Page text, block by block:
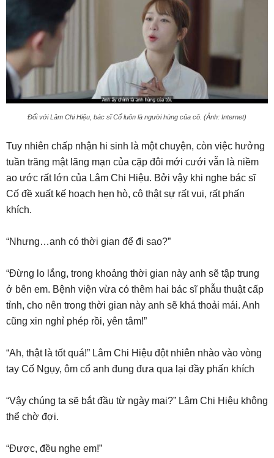
Đối với Lâm Chi Hiệu, bác sĩ Cố luôn là người hùng của cô. (Ảnh: Internet)
Tuy nhiên chấp nhận hi sinh là một chuyện, còn việc hưởng
tuần trăng mật lãng mạn của cặp đôi mới cưới vẫn là niềm
ao ước rất lớn của Lâm Chi Hiệu. Bởi vậy khi nghe bác sĩ
Cố đề xuất kế hoạch hẹn hò, cô thật sự rất vui, rất phấn
khích.
“Nhưng…anh có thời gian để đi sao?”
“Đừng lo lắng, trong khoảng thời gian này anh sẽ tập trung
ở bên em. Bệnh viện vừa có thêm hai bác sĩ phẫu thuật cấp
tỉnh, cho nên trong thời gian này anh sẽ khá thoải mái. Anh
cũng xin nghỉ phép rồi, yên tâm!”
“Ah, thật là tốt quá!” Lâm Chi Hiệu đột nhiên nhào vào vòng
tay Cố Ngụy, ôm cổ anh đung đưa qua lại đầy phấn khích
“Vậy chúng ta sẽ bắt đầu từ ngày mai?” Lâm Chi Hiệu không
thể chờ đợi.
“Được, đều nghe em!”